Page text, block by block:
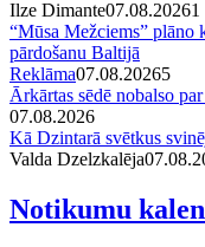
Ilze Dimante07.08.20261
“Mūsa Mežciems” plāno
pārdošanu Baltijā
Reklāma07.08.20265
Ārkārtas sēdē nobalso
07.08.2026
Kā Dzintarā svētkus
Valda Dzelzkalēja
Notikumu